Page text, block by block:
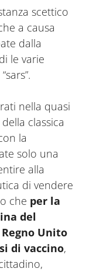
scettico
a causa
dalla
le varie
nella quasi
classica
la
solo una
alla
di vendere
che per la
del
Regno Unito
di vaccino,